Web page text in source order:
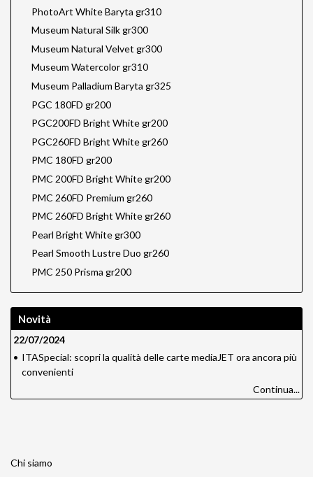
PhotoArt White Baryta gr310
Museum Natural Silk gr300
Museum Natural Velvet gr300
Museum Watercolor gr310
Museum Palladium Baryta gr325
PGC 180FD gr200
PGC200FD Bright White gr200
PGC260FD Bright White gr260
PMC 180FD gr200
PMC 200FD Bright White gr200
PMC 260FD Premium gr260
PMC 260FD Bright White gr260
Pearl Bright White gr300
Pearl Smooth Lustre Duo gr260
PMC 250 Prisma gr200
Novità
22/07/2024
• ITASpecial: scopri la qualità delle carte mediaJET ora ancora più
convenienti
Continua...
Chi siamo